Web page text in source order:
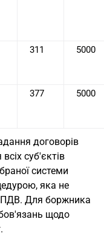
311 5000
377 5000
договорів
суб'єктів
системи
яка не
ПДВ. Для боржника
щодо